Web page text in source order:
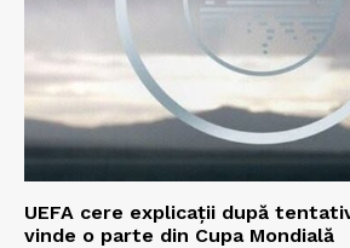
UEFA cere explicații după
vinde o parte din Cupa Mondială